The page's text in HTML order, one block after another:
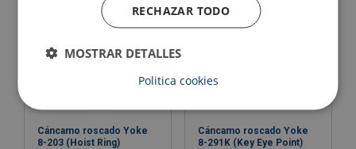
Cáncamo roscado Yoke
8-203 (Hoist Ring)
Cáncamo roscado Yoke
8-291K (Key Eye Point)
RECHAZAR TODO
MOSTRAR DETALLES
Politica cookies